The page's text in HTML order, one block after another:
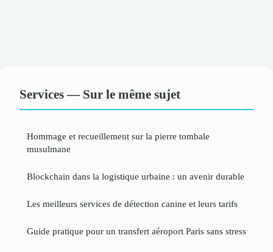
Services — Sur le même sujet
Hommage et recueillement sur la pierre tombale
musulmane
Blockchain dans la logistique urbaine : un avenir durable
Les meilleurs services de détection canine et leurs tarifs
Guide pratique pour un transfert aéroport Paris sans stress